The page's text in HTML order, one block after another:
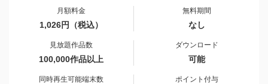
月額料金
1,026円（税込）
無料期間
なし
見放題作品数
100,000作品以上
ダウンロード
可能
同時再生可能端末数 ポイント付与